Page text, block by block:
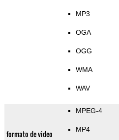
MP3
OGA
OGG
WMA
WAV
formato de video
MPEG-4
MP4